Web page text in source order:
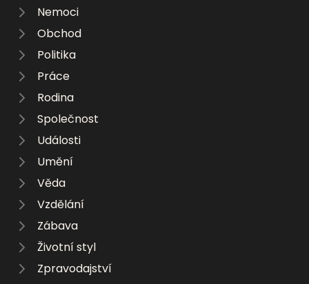
Nemoci
Obchod
Politika
Práce
Rodina
Společnost
Události
Umění
Věda
Vzdělání
Zábava
Životní styl
Zpravodajství